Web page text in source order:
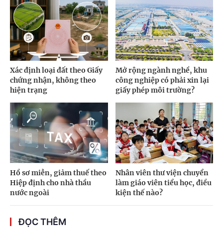
Xác định loại đất theo Giấy
chứng nhận, không theo
hiện trạng
Mở rộng ngành nghề, khu
công nghiệp có phải xin lại
giấy phép môi trường?
Hồ sơ miễn, giảm thuế theo
Hiệp định cho nhà thầu
nước ngoài
Nhân viên thư viện chuyển
làm giáo viên tiểu học, điều
kiện thế nào?
ĐỌC THÊM